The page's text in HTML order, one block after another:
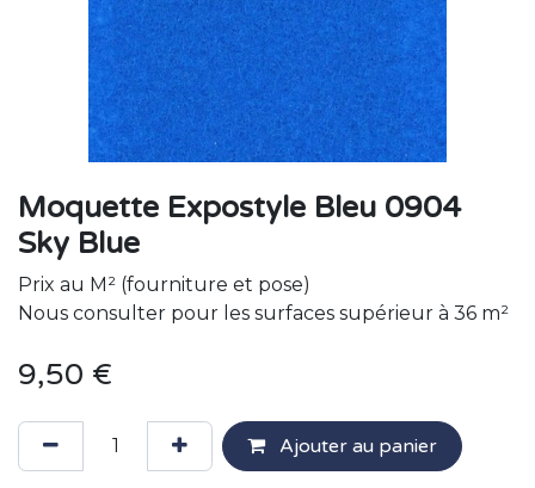
Moquette Expostyle Bleu 0904
Sky Blue
Prix au M² (fourniture et pose)
Nous consulter pour les surfaces supérieur à 36 m²
9,50 €
Ajouter au panier